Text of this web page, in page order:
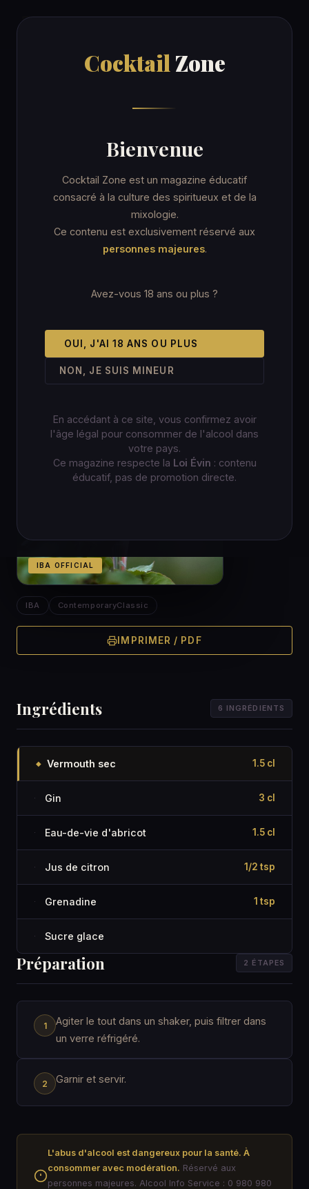
Cocktail Zone
Bienvenue
Cocktail Zone est un magazine éducatif
consacré à la culture des spiritueux et de la
mixologie.
Ce contenu est exclusivement réservé aux
personnes majeures.
Avez-vous 18 ans ou plus ?
OUI, J'AI 18 ANS OU PLUS
NON, JE SUIS MINEUR
En accédant à ce site, vous confirmez avoir
l'âge légal pour consommer de l'alcool dans
votre pays.
Ce magazine respecte la Loi Évin : contenu
éducatif, pas de promotion directe.
CocktailZone
13 min Coupe cocktail ★★★ Avancé
★ IBA · Contemporary Classics
IBA OFFICIAL
IBA ContemporaryClassic
IMPRIMER / PDF
Ingrédients 6 INGRÉDIENTS
◆ Vermouth sec 1.5 cl
· Gin 3 cl
· Eau-de-vie d'abricot 1.5 cl
· Jus de citron 1/2 tsp
· Grenadine 1 tsp
· Sucre glace
Préparation 2 ÉTAPES
Agiter le tout dans un shaker, puis filtrer dans
un verre réfrigéré.
Garnir et servir.
L'abus d'alcool est dangereux pour la santé. À
consommer avec modération. Réservé aux
personnes majeures. Alcool Info Service : 0 980 980